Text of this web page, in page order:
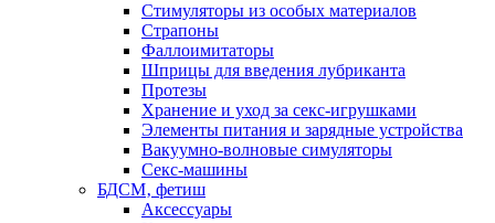
Стимуляторы из особых материалов
Страпоны
Фаллоимитаторы
Шприцы для введения лубриканта
Протезы
Хранение и уход за секс-игрушками
Элементы питания и зарядные устройства
Вакуумно-волновые симуляторы
Секс-машины
БДСМ‚ фетиш
Аксессуары